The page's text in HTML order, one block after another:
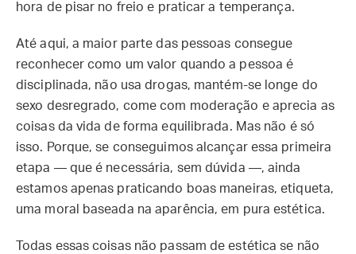
hora de pisar no freio e praticar a temperança.
Até aqui, a maior parte das pessoas consegue
reconhecer como um valor quando a pessoa é
disciplinada, não usa drogas, mantém-se longe do
sexo desregrado, come com moderação e aprecia as
coisas da vida de forma equilibrada. Mas não é só
isso. Porque, se conseguimos alcançar essa primeira
etapa — que é necessária, sem dúvida —, ainda
estamos apenas praticando boas maneiras, etiqueta,
uma moral baseada na aparência, em pura estética.
Todas essas coisas não passam de estética se não